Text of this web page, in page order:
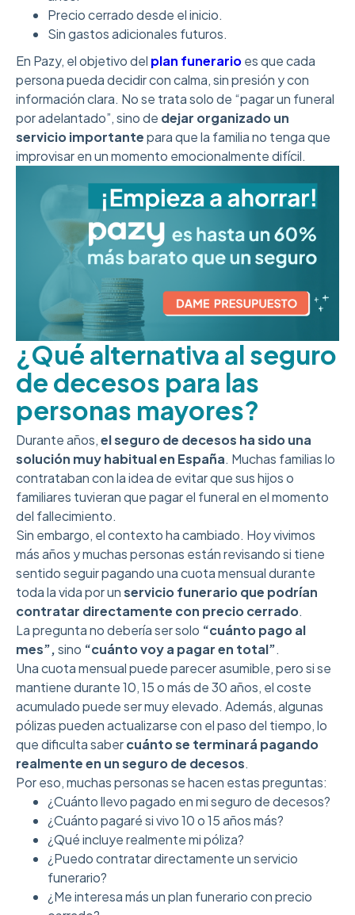
Precio cerrado desde el inicio.
Sin gastos adicionales futuros.
En Pazy, el objetivo del plan funerarioes que cada
persona pueda decidir con calma, sin presión y con
información clara. No se trata solo de “pagar un funeral
por adelantado”, sino de dejar organizado un
servicio importantepara que la familia no tenga que
improvisar en un momento emocionalmente difícil.
¿Qué alternativa al seguro
de decesos para las
personas mayores?
Durante años,el seguro de decesos ha sido una
solución muy habitual en España. Muchas familias lo
contrataban con la idea de evitar que sus hijos o
familiares tuvieran que pagar el funeral en el momento
del fallecimiento.
Sin embargo, el contexto ha cambiado. Hoy vivimos
más años y muchas personas están revisando si tiene
sentido seguir pagando una cuota mensual durante
toda la vida por unservicio funerario que podrían
contratar directamente con precio cerrado.
La pregunta no debería ser solo “cuánto pago al
mes”,sino “cuánto voy a pagar en total”.
Una cuota mensual puede parecer asumible, pero si se
mantiene durante 10, 15 o más de 30 años, el coste
acumulado puede ser muy elevado. Además, algunas
pólizas pueden actualizarse con el paso del tiempo, lo
que dificulta sabercuánto se terminará pagando
realmente en un seguro de decesos.
Por eso, muchas personas se hacen estas preguntas:
¿Cuánto llevo pagado en mi seguro de decesos?
¿Cuánto pagaré si vivo 10 o 15 años más?
¿Qué incluye realmente mi póliza?
¿Puedo contratar directamente un servicio
funerario?
¿Me interesa más un plan funerario con precio